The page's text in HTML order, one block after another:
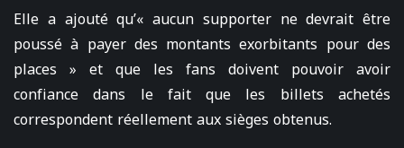
Elle a ajouté qu’« aucun supporter ne devrait être
poussé à payer des montants exorbitants pour des
places » et que les fans doivent pouvoir avoir
confiance dans le fait que les billets achetés
correspondent réellement aux sièges obtenus.